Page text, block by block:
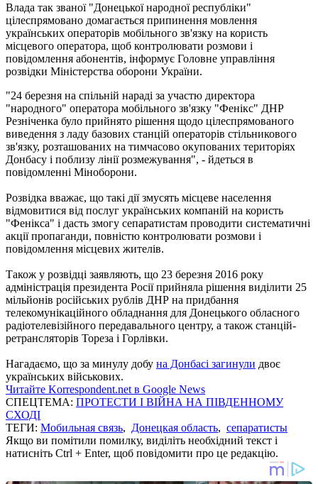
Влада так званої "Донецької народної республіки"
цілеспрямовано домагається припинення мовлення
українських операторів мобільного зв'язку на користь
місцевого оператора, щоб контролювати розмови і
повідомлення абонентів, інформує Головне управління
розвідки Міністерства оборони України.
"24 березня на спільній нараді за участю директора
"народного" оператора мобільного зв'язку "Фенікс" ДНР
Резніченка було прийнято рішення щодо цілеспрямованого
виведення з ладу базових станцій операторів стільникового
зв'язку, розташованих на тимчасово окупованих територіях
Донбасу і поблизу лінії розмежування", - йдеться в
повідомленні Міноборони.
Розвідка вважає, що такі дії змусять місцеве населення
відмовитися від послуг українських компаній на користь
"Фенікса" і дасть змогу сепаратистам проводити систематичні
акції пропаганди, повністю контролювати розмови і
повідомлення місцевих жителів.
Також у розвідці заявляють, що 23 березня 2016 року
адміністрація президента Росії прийняла рішення виділити 25
мільйонів російських рублів ДНР на придбання
телекомунікаційного обладнання для Донецького обласного
радіотелевізійного передавального центру, а також станцій-
ретрансляторів Тореза і Горлівки.
Нагадаємо, що за минулу добу на Донбасі загинули двоє
українських військових.
Читайте Korrespondent.net в Google News
СПЕЦТЕМА: ПРОТЕСТИ І ВІЙНА НА ПІВДЕННОМУ
СХОДІ
ТЕГИ: Мобильная связь, Донецкая область, сепаратисты
Якщо ви помітили помилку, виділіть необхідний текст і
натисніть Ctrl + Enter, щоб повідомити про це редакцію.